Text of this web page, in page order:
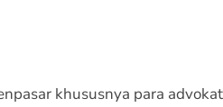
khususnya para